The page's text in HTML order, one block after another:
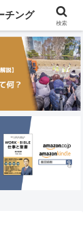
チング
検索